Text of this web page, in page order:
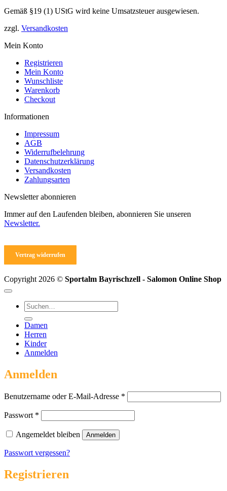
Produkt
mehrere
auf.
Optionen
können
Produktseite
gewählt
werden
Gemäß §19 (1) UStG wird keine Umsatzsteuer ausgewiesen.
zzgl. Versandkosten
Mein Konto
Registrieren
Mein Konto
Wunschliste
Warenkorb
Checkout
Informationen
Impressum
AGB
Widerrufbelehrung
Datenschutzerklärung
Versandkosten
Zahlungsarten
Newsletter abonnieren
Immer auf den Laufenden bleiben, abonnieren Sie unseren
Newsletter.
Vertrag widerrufen
Copyright 2026 © Sportalm Bayrischzell - Salomon Online Shop
Suchen
nach:
Damen
Herren
Kinder
Anmelden
Anmelden
Benutzername oder E-Mail-Adresse *
Passwort *
Angemeldet bleiben Anmelden
Passwort vergessen?
Registrieren